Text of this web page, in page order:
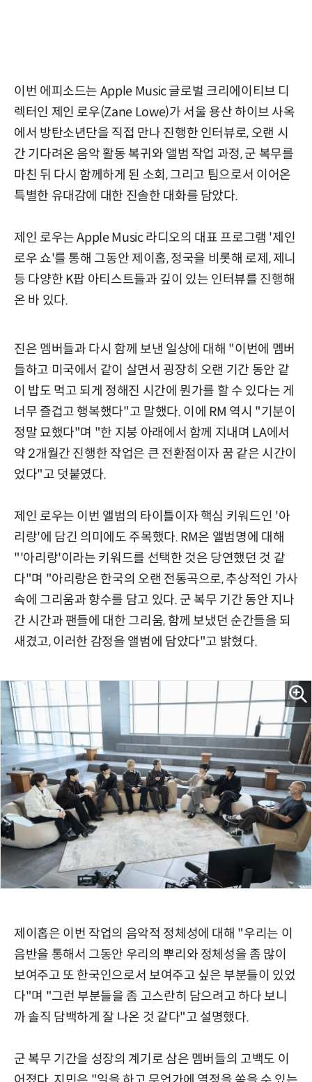
이번 에피소드는 Apple Music 글로벌 크리에이티브 디
렉터인 제인 로우(Zane Lowe)가 서울 용산 하이브 사옥
에서 방탄소년단을 직접 만나 진행한 인터뷰로, 오랜 시
간 기다려온 음악 활동 복귀와 앨범 작업 과정, 군 복무를
마친 뒤 다시 함께하게 된 소회, 그리고 팀으로서 이어온
특별한 유대감에 대한 진솔한 대화를 담았다.
제인 로우는 Apple Music 라디오의 대표 프로그램 '제인
로우 쇼'를 통해 그동안 제이홉, 정국을 비롯해 로제, 제니
등 다양한 K팝 아티스트들과 깊이 있는 인터뷰를 진행해
온 바 있다.
진은 멤버들과 다시 함께 보낸 일상에 대해 "이번에 멤버
들하고 미국에서 같이 살면서 굉장히 오랜 기간 동안 같
이 밥도 먹고 되게 정해진 시간에 뭔가를 할 수 있다는 게
너무 즐겁고 행복했다"고 말했다. 이에 RM 역시 "기분이
정말 묘했다"며 "한 지붕 아래에서 함께 지내며 LA에서
약 2개월간 진행한 작업은 큰 전환점이자 꿈 같은 시간이
었다"고 덧붙였다.
제인 로우는 이번 앨범의 타이틀이자 핵심 키워드인 '아
리랑'에 담긴 의미에도 주목했다. RM은 앨범명에 대해
"'아리랑'이라는 키워드를 선택한 것은 당연했던 것 같
다"며 "아리랑은 한국의 오랜 전통곡으로, 추상적인 가사
속에 그리움과 향수를 담고 있다. 군 복무 기간 동안 지나
간 시간과 팬들에 대한 그리움, 함께 보냈던 순간들을 되
새겼고, 이러한 감정을 앨범에 담았다"고 밝혔다.
제이홉은 이번 작업의 음악적 정체성에 대해 "우리는 이
음반을 통해서 그동안 우리의 뿌리와 정체성을 좀 많이
보여주고 또 한국인으로서 보여주고 싶은 부분들이 있었
다"며 "그런 부분들을 좀 고스란히 담으려고 하다 보니
까 솔직 담백하게 잘 나온 것 같다"고 설명했다.
군 복무 기간을 성장의 계기로 삼은 멤버들의 고백도 이